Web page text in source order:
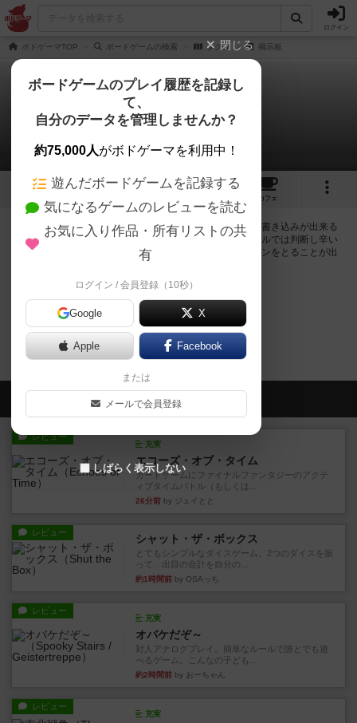
ログイン
ボドゲーマTOP ボードゲームの検索 タクタ 掲示板
タクタ
0件の掲示板
1 2
カフェ
ログインするとタクタに関する掲示板の作成やコメントの書き込みが出来る
ようになります。ルールの疑問やエラッタ情報、マニュアルでは判断し辛い
曖昧な表記等について会員同士で自由にコミュニケーションをとることが出
ログイン/無料会員登録
タクタのトップに戻る
会員の新しい投稿
レビュー
充実
エコーズ・オブ・タイム
カードゲームにファイナルファンタジーのアクテ
ィブタイムバトル（もしくは...
26分前 by ジェイとと
レビュー シャット・ザ・ボックス
とてもシンプルなダイスゲーム。2つのダイスを振
って、出目の合計を自分の...
約1時間前 by OSAっち
レビュー
充実
オバケだぞ～
対人アナログプレイ。簡単なルールで誰とでも遊
べるゲーム。こんなの子ども...
約2時間前 by おーちゃん
レビュー
充実
閉じる
ボードゲームのプレイ履歴を記録し
て、
自分のデータを管理しませんか？
約75,000人がボドゲーマを利用中！
遊んだボードゲームを記録する
気になるゲームのレビューを読む
お気に入り作品・所有リストの共
有
ログイン / 会員登録（10秒）
Google X
Apple Facebook
または
メールで会員登録
しばらく表示しない